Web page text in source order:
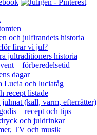
och julfirandets historia
firar vi jul?
jultraditioners historia
– förberedelsetid
dagar
Lucia och luciatåg
recept listade
(kall, varm, efterrätter)
– recept och tips
och juldrinkar
TV och musik